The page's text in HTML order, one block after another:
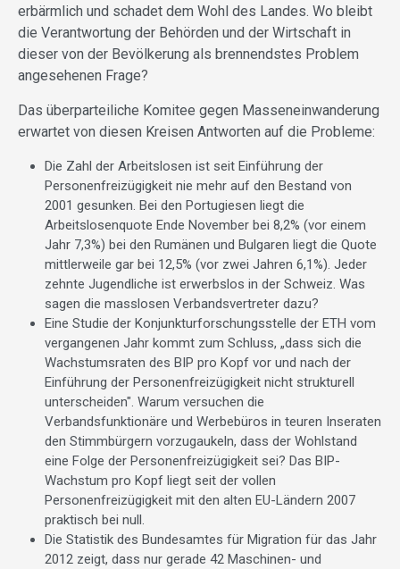
erbärmlich und schadet dem Wohl des Landes. Wo bleibt
die Verantwortung der Behörden und der Wirtschaft in
dieser von der Bevölkerung als brennendstes Problem
angesehenen Frage?
Das überparteiliche Komitee gegen Masseneinwanderung
erwartet von diesen Kreisen Antworten auf die Probleme:
Die Zahl der Arbeitslosen ist seit Einführung der
Personenfreizügigkeit nie mehr auf den Bestand von
2001 gesunken. Bei den Portugiesen liegt die
Arbeitslosenquote Ende November bei 8,2% (vor einem
Jahr 7,3%) bei den Rumänen und Bulgaren liegt die Quote
mittlerweile gar bei 12,5% (vor zwei Jahren 6,1%). Jeder
zehnte Jugendliche ist erwerbslos in der Schweiz. Was
sagen die masslosen Verbandsvertreter dazu?
Eine Studie der Konjunkturforschungsstelle der ETH vom
vergangenen Jahr kommt zum Schluss, „dass sich die
Wachstumsraten des BIP pro Kopf vor und nach der
Einführung der Personenfreizügigkeit nicht strukturell
unterscheiden". Warum versuchen die
Verbandsfunktionäre und Werbebüros in teuren Inseraten
den Stimmbürgern vorzugaukeln, dass der Wohlstand
eine Folge der Personenfreizügigkeit sei? Das BIP-
Wachstum pro Kopf liegt seit der vollen
Personenfreizügigkeit mit den alten EU-Ländern 2007
praktisch bei null.
Die Statistik des Bundesamtes für Migration für das Jahr
2012 zeigt, dass nur gerade 42 Maschinen- und